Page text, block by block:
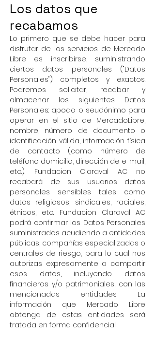
Los datos que
recabamos
Lo primero que se debe hacer para
disfrutar de los servicios de Mercado
Libre es inscribirse, suministrando
ciertos datos personales ("Datos
Personales") completos y exactos.
Podremos solicitar, recabar y
almacenar los siguientes Datos
Personales: apodo o seudónimo para
operar en el sitio de MercadoLibre,
nombre, número de documento o
identificación válida, información física
de contacto (como número de
teléfono domicilio, dirección de e-mail,
etc.). Fundacion Claraval AC no
recabará de sus usuarios datos
personales sensibles tales como
datos religiosos, sindicales, raciales,
étnicos, etc. Fundacion Claraval AC
podrá confirmar los Datos Personales
suministrados acudiendo a entidades
públicas, compañías especializadas o
centrales de riesgo, para lo cual nos
autorizas expresamente a compartir
esos datos, incluyendo datos
financieros y/o patrimoniales, con las
mencionadas entidades. La
información que Mercado Libre
obtenga de estas entidades será
tratada en forma confidencial.